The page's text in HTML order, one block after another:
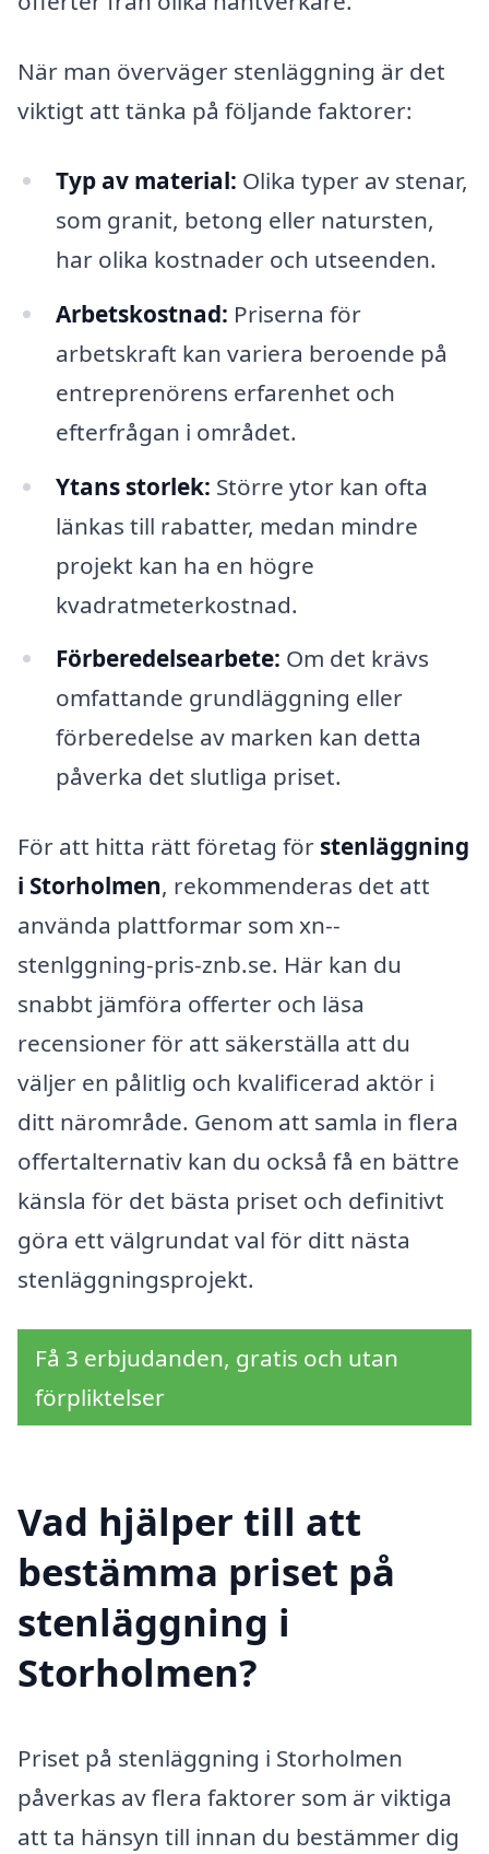
När man överväger stenläggning är det
viktigt att tänka på följande faktorer:
Typ av material: Olika typer av stenar,
som granit, betong eller natursten,
har olika kostnader och utseenden.
Arbetskostnad: Priserna för
arbetskraft kan variera beroende på
entreprenörens erfarenhet och
efterfrågan i området.
Ytans storlek: Större ytor kan ofta
länkas till rabatter, medan mindre
projekt kan ha en högre
kvadratmeterkostnad.
Förberedelsearbete: Om det krävs
omfattande grundläggning eller
förberedelse av marken kan detta
påverka det slutliga priset.
För att hitta rätt företag för stenläggning
i Storholmen, rekommenderas det att
använda plattformar som xn--
stenlggning-pris-znb.se. Här kan du
snabbt jämföra offerter och läsa
recensioner för att säkerställa att du
väljer en pålitlig och kvalificerad aktör i
ditt närområde. Genom att samla in flera
offertalternativ kan du också få en bättre
känsla för det bästa priset och definitivt
göra ett välgrundat val för ditt nästa
stenläggningsprojekt.
Få 3 erbjudanden, gratis och utan
förpliktelser
Vad hjälper till att
bestämma priset på
stenläggning i
Storholmen?
Priset på stenläggning i Storholmen
påverkas av flera faktorer som är viktiga
att ta hänsyn till innan du bestämmer dig